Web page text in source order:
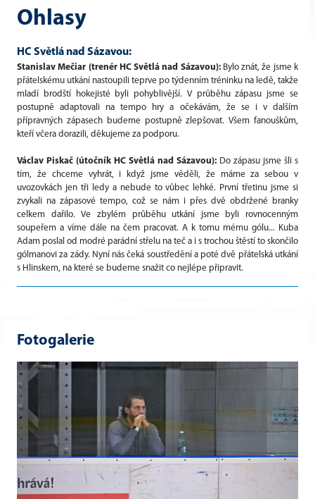
Ohlasy
HC Světlá nad Sázavou:
Stanislav Mečiar (trenér HC Světlá nad Sázavou):Bylo znát, že jsme k
přátelskému utkání nastoupili teprve po týdenním tréninku na ledě, takže
mladí brodští hokejisté byli pohyblivější. V průběhu zápasu jsme se
postupně adaptovali na tempo hry a očekávám, že se i v dalším
přípravných zápasech budeme postupně zlepšovat. Všem fanouškům,
kteří včera dorazili, děkujeme za podporu.
Václav Piskač (útočník HC Světlá nad Sázavou): Do zápasu jsme šli s
tím, že chceme vyhrát, i když jsme věděli, že máme za sebou v
uvozovkách jen tři ledy a nebude to vůbec lehké. První třetinu jsme si
zvykali na zápasové tempo, což se nám i přes dvě obdržené branky
celkem dařilo. Ve zbylém průběhu utkání jsme byli rovnocenným
soupeřem a víme dále na čem pracovat. A k tomu mému gólu... Kuba
Adam poslal od modré parádní střelu na teč a i s trochou štěstí to skončilo
gólmanovi za zády. Nyní nás čeká soustředění a poté dvě přátelská utkání
s Hlinskem, na které se budeme snažit co nejlépe připravit.
Fotogalerie